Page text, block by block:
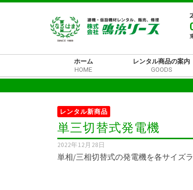
ホーム
HOME
レンタル商品の案内
GOODS
レンタル新商品
単三切替式発電機
2022年12月28日
単相/三相切替式の発電機を各サイズ